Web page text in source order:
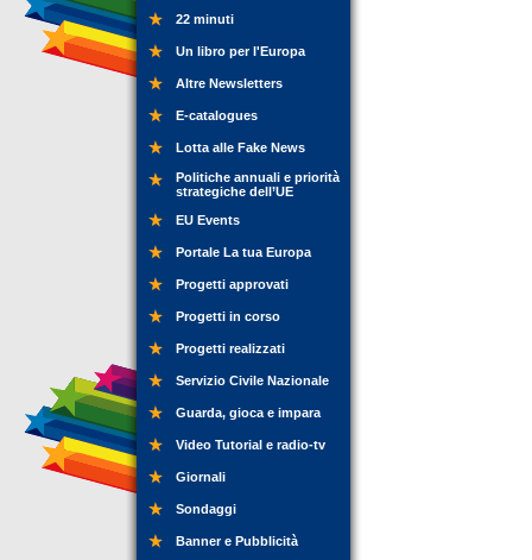
22 minuti
Un libro per l'Europa
Altre Newsletters
E-catalogues
Lotta alle Fake News
Politiche annuali e priorità
strategiche dell’UE
EU Events
Portale La tua Europa
Progetti approvati
Progetti in corso
Progetti realizzati
Servizio Civile Nazionale
Guarda, gioca e impara
Video Tutorial e radio-tv
Giornali
Sondaggi
Banner e Pubblicità